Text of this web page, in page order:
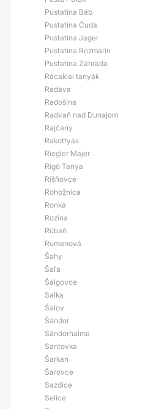
Pustatina Báb
Pustatina Čuda
Pustatina Jager
Pustatina Rozmarín
Pustatina Záhrada
Rácaklai tanyák
Radava
Radošina
Radvaň nad Dunajom
Rajčany
Rakottyás
Riegler Majer
Rigó Tanya
Rišňovce
Rohožnica
Ronka
Rozina
Rúbaň
Rumanová
Šahy
Šaľa
Šalgovce
Salka
Šalov
Šándor
Sándorhalma
Santovka
Šarkan
Šarovce
Sazdice
Selice